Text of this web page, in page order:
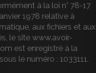
à la loi n° 78-17
1978 relative à
aux fichiers et aux
le site www.avoir-
est enregistré à la
le numéro : 1033111.